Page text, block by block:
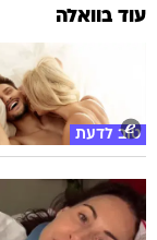
עוד בוואלה
טוב לדעת